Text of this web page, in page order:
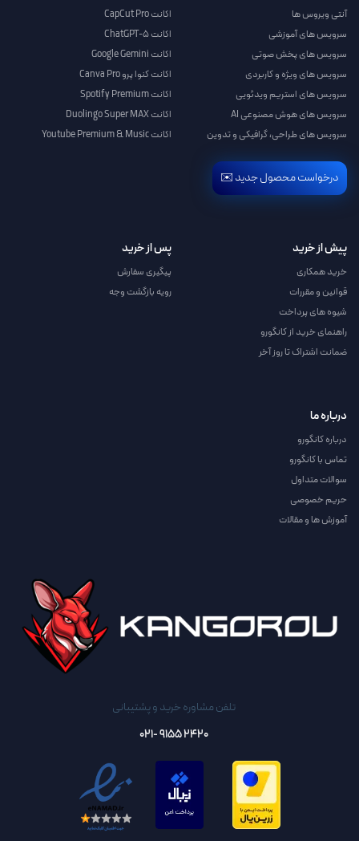
آنتی ویروس ها
سرویس های آموزشی
سرویس های پخش صوتی
سرویس های ویژه و کاربردی
سرویس های استریم ویدئویی
سرویس های هوش مصنوعی AI
سرویس های طراحی، گرافیکی و تدوین
درخواست محصول جدید ✉️
اکانت CapCut Pro
اکانت ChatGPT-5
اکانت Google Gemini
اکانت کنوا پرو Canva Pro
اکانت Spotify Premium
اکانت Duolingo Super MAX
اکانت Youtube Premium & Music
پیش از خرید
خرید همکاری
قوانین و مقررات
شیوه های پرداخت
راهنمای خرید از کانگورو
ضمانت اشتراک تا روز آخر
پس از خرید
پیگیری سفارش
رویه بازگشت وجه
درباره ما
درباره کانگورو
تماس با کانگورو
سوالات متداول
حریم خصوصی
آموزش ها و مقالات
تلفن مشاوره خرید و پشتیبانی
2420 9155 -021